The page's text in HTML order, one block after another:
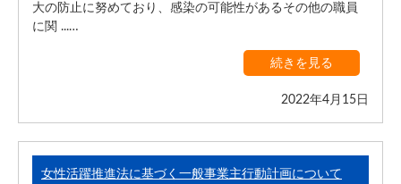
大の防止に努めており、感染の可能性があるその他の職員
に関 ...…
続きを見る
2022年4月15日
女性活躍推進法に基づく一般事業主行動計画について